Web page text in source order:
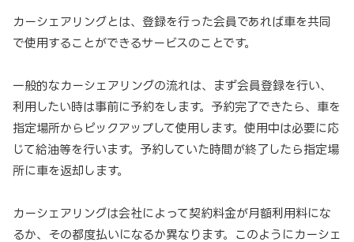
カーシェアリングとは、登録を行った会員であれば車を共同
で使用することができるサービスのことです。
一般的なカーシェアリングの流れは、まず会員登録を行い、
利用したい時は事前に予約をします。予約完了できたら、車を
指定場所からピックアップして使用します。使用中は必要に応
じて給油等を行います。予約していた時間が終了したら指定場
所に車を返却します。
カーシェアリングは会社によって契約料金が月額利用料にな
るか、その都度払いになるか異なります。このようにカーシェ